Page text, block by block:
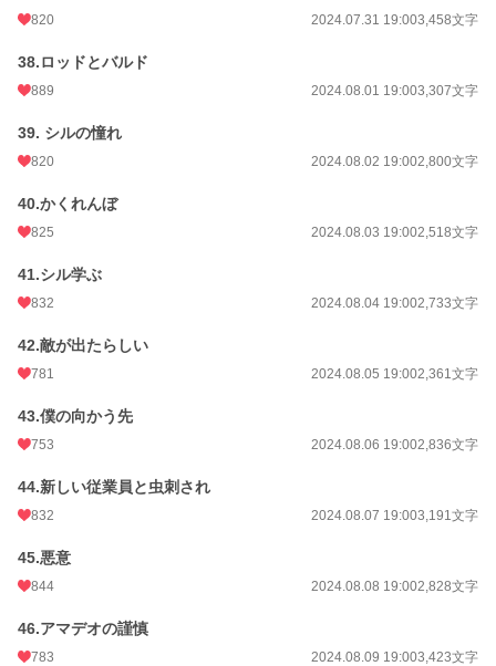
820 2024.07.31 19:003,458文字
38.ロッドとバルド
889 2024.08.01 19:003,307文字
39. シルの憧れ
820 2024.08.02 19:002,800文字
40.かくれんぼ
825 2024.08.03 19:002,518文字
41.シル学ぶ
832 2024.08.04 19:002,733文字
42.敵が出たらしい
781 2024.08.05 19:002,361文字
43.僕の向かう先
753 2024.08.06 19:002,836文字
44.新しい従業員と虫刺され
832 2024.08.07 19:003,191文字
45.悪意
844 2024.08.08 19:002,828文字
46.アマデオの謹慎
783 2024.08.09 19:003,423文字